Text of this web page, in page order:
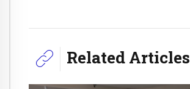
Related Articles